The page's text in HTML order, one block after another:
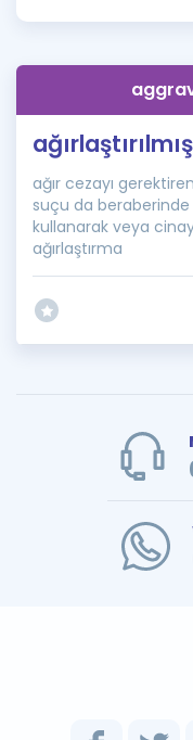
ağır cezayı gerektiren
suçu da beraberinde
kullanarak veya
ağırlaştırma